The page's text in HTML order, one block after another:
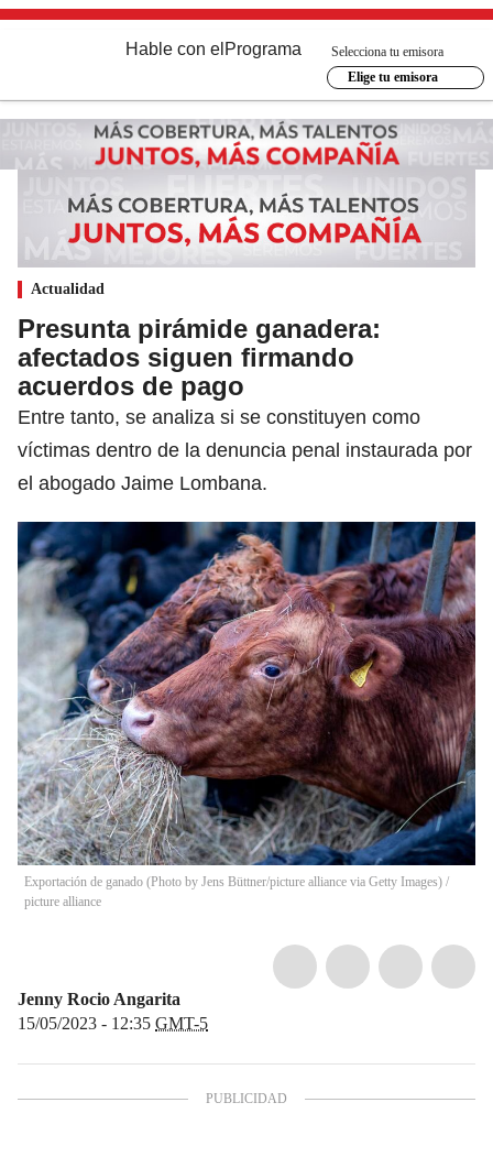
Hable con el Programa
Selecciona tu emisora
Elige tu emisora
Actualidad
Presunta pirámide ganadera:
afectados siguen firmando
acuerdos de pago
Entre tanto, se analiza si se constituyen como
víctimas dentro de la denuncia penal instaurada por
el abogado Jaime Lombana.
Exportación de ganado (Photo by Jens Büttner/picture alliance via Getty Images) /
picture alliance
Jenny Rocio Angarita
15/05/2023 - 12:35 GMT-5